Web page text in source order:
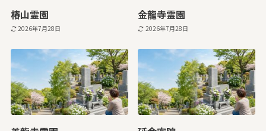
椿山霊園
2026年7月28日
金龍寺霊園
2026年7月28日